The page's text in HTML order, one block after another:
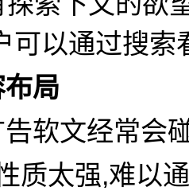
可以通过搜索
局
软文经常会
质太强,难以